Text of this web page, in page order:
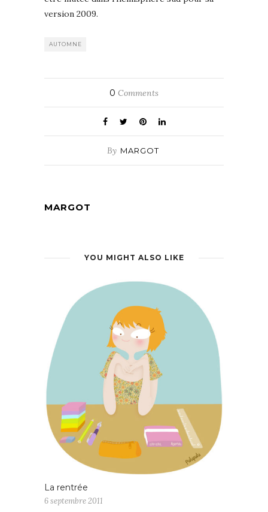
version 2009.
AUTOMNE
0 Comments
By MARGOT
MARGOT
YOU MIGHT ALSO LIKE
La rentrée
6 septembre 2011